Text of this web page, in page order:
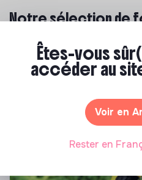
Notre sélection de
Tu souhaites te réorienter
commencer ? Pas de
sélection de formations
Êtes-vous
accéder au
Voir en
Rester en